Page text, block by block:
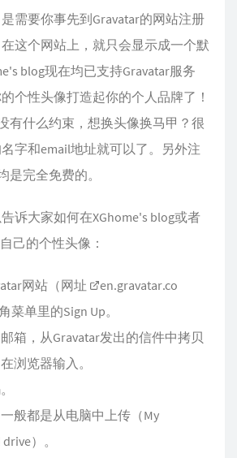
需要你事先到Gravatar的网站注册
这个网站上，就只会显示成一个默
blog现在均已支持Gravatar服务
个性头像打造起你的个人品牌了！
有什么约束，想换头像换马甲？很
字和email地址就可以了。另外注
是完全免费的。
诉大家如何在XGhome's blog或者
己的个性头像：
网站（网址
en.gravatar.co
菜单里的Sign Up。
箱，从Gravatar发出的信件中拷贝
浏览器输入。
般都是从电脑中上传（My
）。